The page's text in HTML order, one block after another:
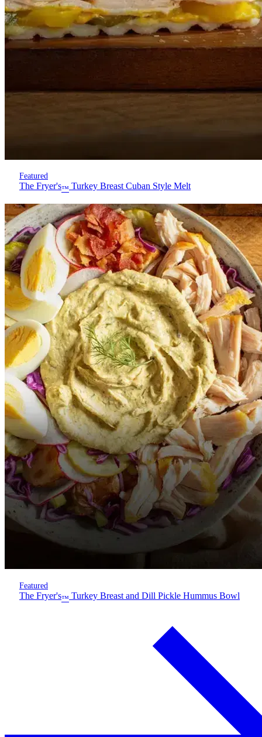
Featured
The Fryer's™ Turkey Breast Cuban Style Melt
Featured
The Fryer's™ Turkey Breast and Dill Pickle Hummus Bowl